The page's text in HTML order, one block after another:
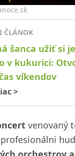
ČLÁNOK
šanca užiť si
v kukurici:
víkendov
>
venovaný